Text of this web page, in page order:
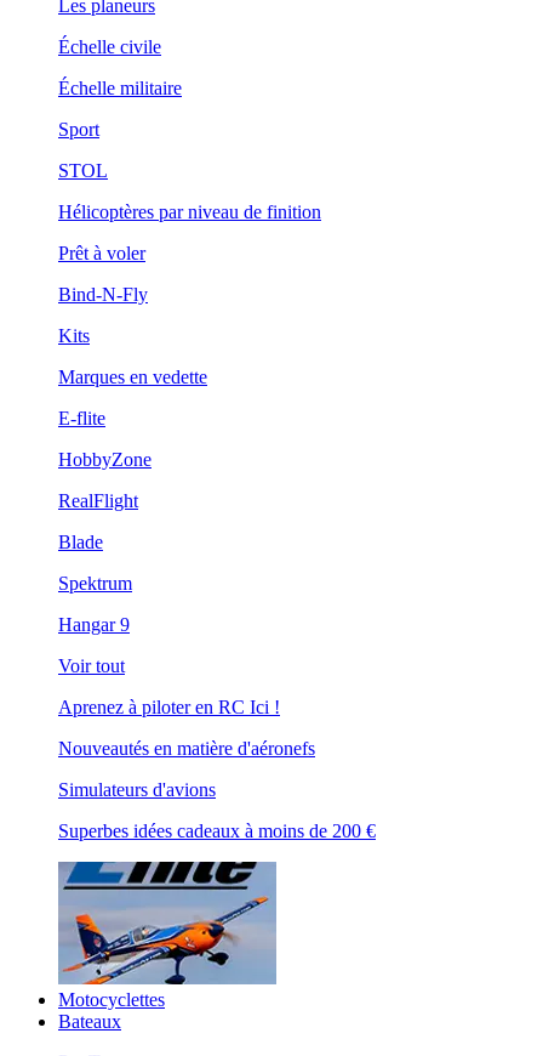
Les planeurs
Échelle civile
Échelle militaire
Sport
STOL
Hélicoptères par niveau de finition
Prêt à voler
Bind-N-Fly
Kits
Marques en vedette
E-flite
HobbyZone
RealFlight
Blade
Spektrum
Hangar 9
Voir tout
Aprenez à piloter en RC Ici !
Nouveautés en matière d'aéronefs
Simulateurs d'avions
Superbes idées cadeaux à moins de 200 €
Motocyclettes
Bateaux